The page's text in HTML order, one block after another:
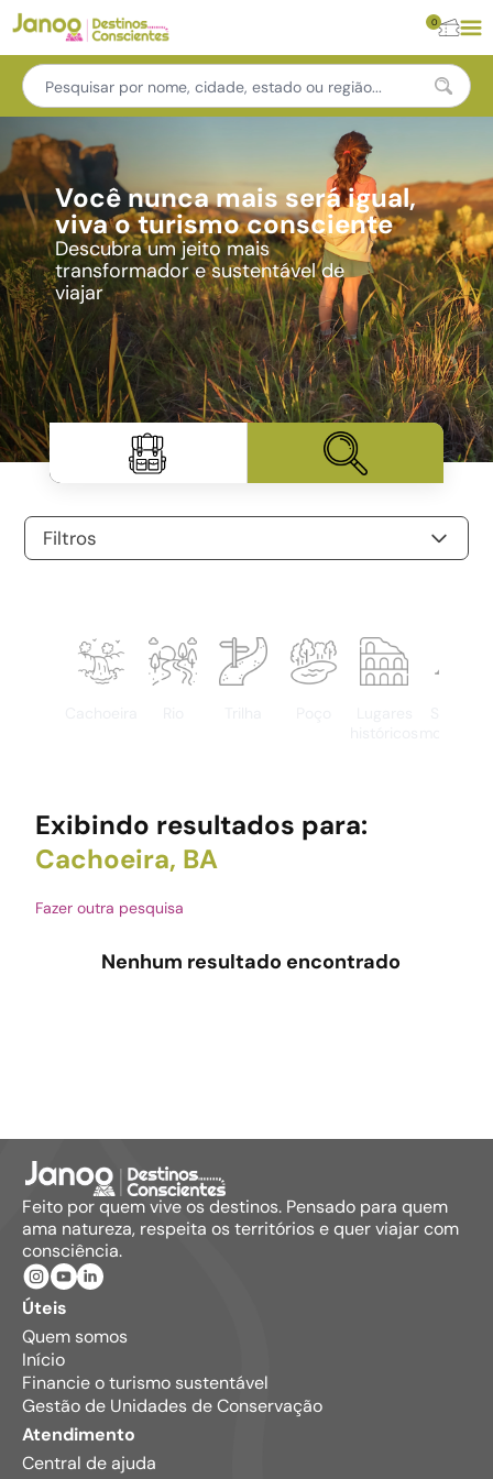
0
Você nunca mais será igual,
viva o turismo consciente
Descubra um jeito mais
transformador e sustentável de
viajar
Filtros
Exibindo resultados para:
Cachoeira, BA
Fazer outra pesquisa
Nenhum resultado encontrado
Feito por quem vive os destinos. Pensado para quem
ama natureza, respeita os territórios e quer viajar com
consciência.
Úteis
Quem somos
Início
Financie o turismo sustentável
Gestão de Unidades de Conservação
Atendimento
Central de ajuda